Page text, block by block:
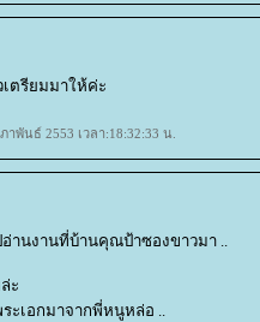
เตรียมมาให้ค่ะ
าพันธ์ 2553 เวลา:18:32:33 น.
อ่านงานที่บ้านคุณป้าซองขาวมา ..
ะ
ะเอกมาจากพี่หนูหล่อ ..